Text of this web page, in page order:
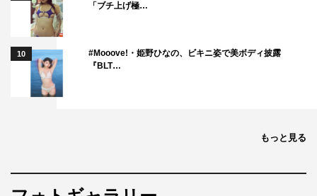
「ブチ上げ極…
10
#Mooove!・姫野ひなの、ビキニ姿で美ボディ披露
『BLT…
もっと見る